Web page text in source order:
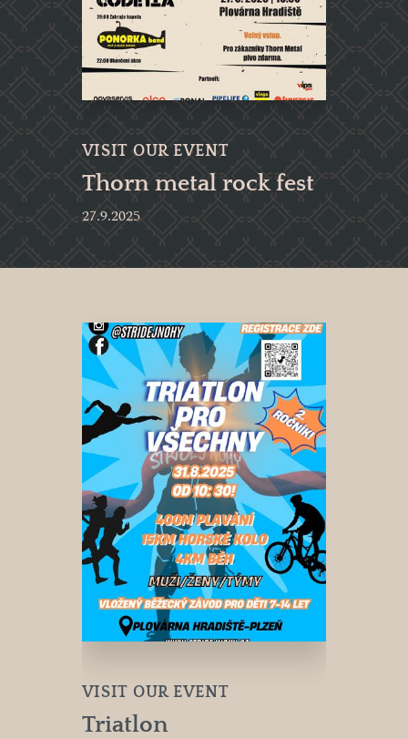
VISIT OUR EVENT
Thorn metal rock fest
27.9.2025
VISIT OUR EVENT
Triatlon